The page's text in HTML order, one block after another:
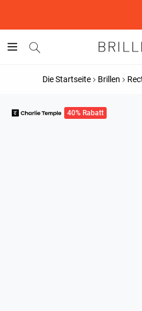
Die Startseite Brillen
40% Rabatt